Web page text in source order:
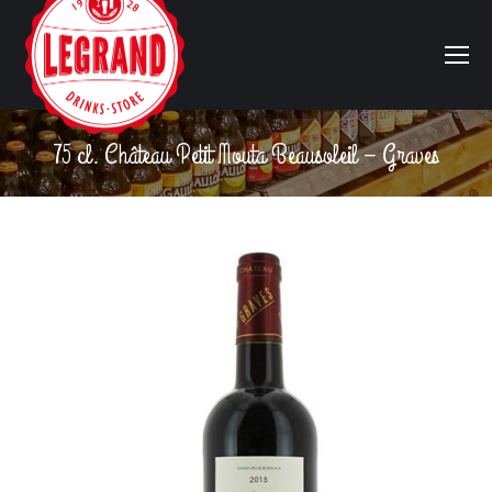
75 cl. Château Petit Mouta Beausoleil – Graves
Vous êtes ici :